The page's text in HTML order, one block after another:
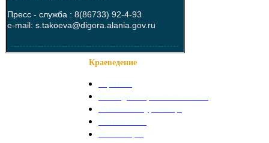
Пресс - служба : 8(86733) 92-4-93
e-mail: s.takoeva@digora.alania.gov.ru
--------------------------------------------------------
Краеведение